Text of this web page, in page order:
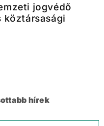
jogvédő
köztársasági
hírek